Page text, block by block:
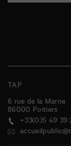
TAP
6 rue de la Marne
86000 Poitiers
+33(0)5 49 39